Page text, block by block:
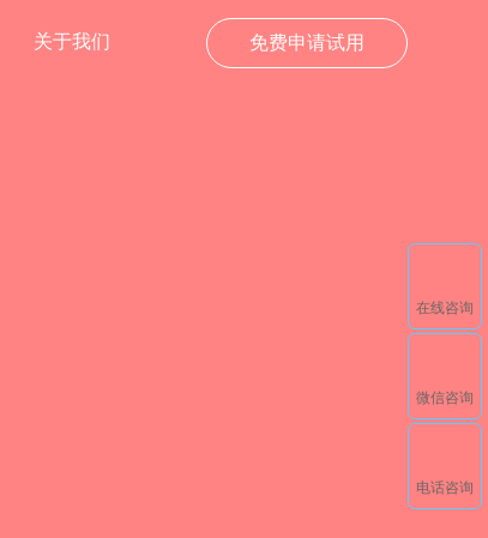
免费申请试用
关于我们
在线咨询
微信咨询
电话咨询